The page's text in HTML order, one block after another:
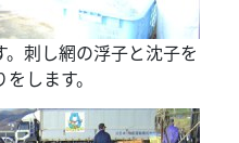
刺し網の浮子と沈子を
します。